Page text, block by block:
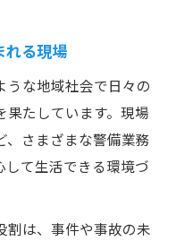
貢献とやりがいと
築くポイント
ニケーション術を
える警備の役割
アの第一歩
れる現場
うな地域社会で日々の
果たしています。現場
、さまざまな警備業務
して生活できる環境づ
割は、事件や事故の未